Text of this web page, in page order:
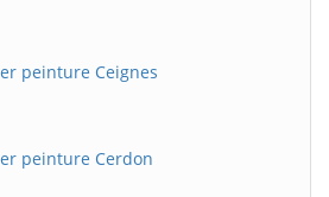
peinture Ceignes
peinture Cerdon